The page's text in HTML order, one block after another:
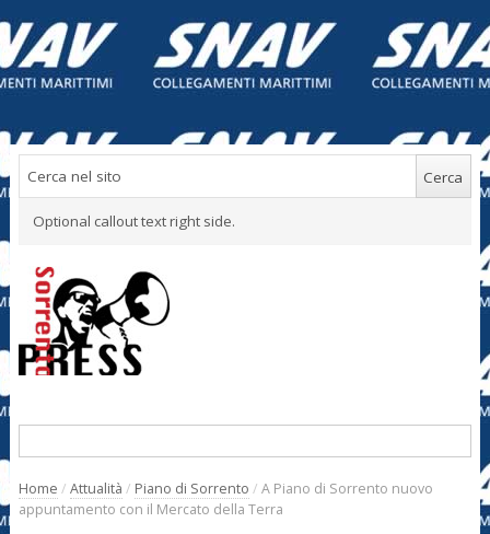
Optional callout text right side.
Home / Attualità / Piano di Sorrento / A Piano di Sorrento nuovo
appuntamento con il Mercato della Terra